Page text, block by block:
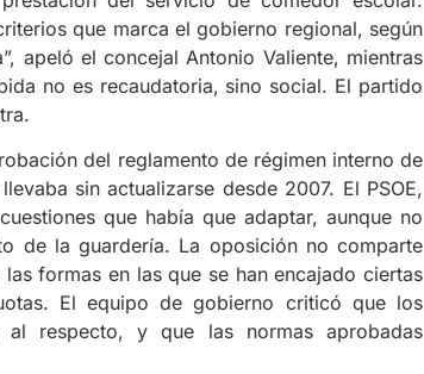
que marca el gobierno regional, según
apeló el concejal Antonio Valiente, mientras
no es recaudatoria, sino social. El partido
del reglamento de régimen interno de
sin actualizarse desde 2007. El PSOE,
que había que adaptar, aunque no
de la guardería. La oposición no comparte
formas en las que se han encajado ciertas
El equipo de gobierno criticó que los
al respecto, y que las normas aprobadas